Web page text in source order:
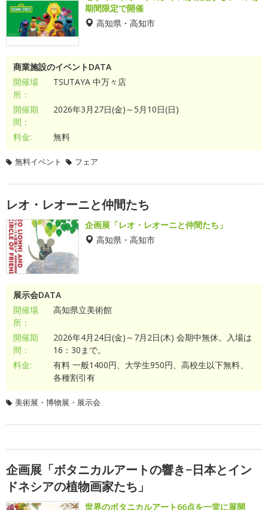
期間限定で開催
高知県・高知市
商業施設のイベントDATA
開催場
所：
TSUTAYA 中万々店
開催期
間：
2026年3月27日(金)～5月10日(日)
料金: 無料
無料イベント フェア
レオ・レオーニと仲間たち
企画展「レオ・レオーニと仲間たち」
高知県・高知市
展示会DATA
開催場
所：
高知県立美術館
開催期
間：
2026年4月24日(金)～7月2日(木) 会期中無休。入場は
16：30まで。
料金:
有料 一般1400円、大学生950円、高校生以下無料、
各種割引有
美術展・博物展・展示会
企画展「ボタニカルアートの響き−日本とイン
ドネシアの植物画家たち」
世界のボタニカルアート66点を一堂に展開